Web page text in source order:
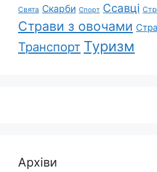
Свята Скарби Спорт Ссавці
Страви з овочами
Транспорт Туризм
Архіви